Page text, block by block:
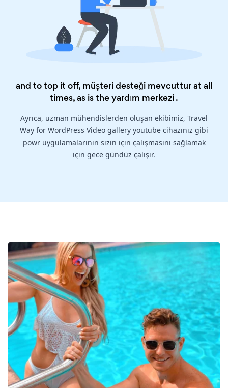
and to top it off, müşteri desteği mevcuttur at all
times, as is theyardım merkezi.
Ayrıca, uzman mühendislerden oluşan ekibimiz, Travel
Way for WordPress Video gallery youtube cihazınız gibi
powr uygulamalarının sizin için çalışmasını sağlamak
için gece gündüz çalışır.